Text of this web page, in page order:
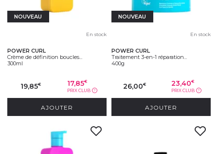
NOUVEAU
En stock
POWER CURL
Crème de définition boucles...
300ml
19,85€ 17,85€
PRIX CLUB ?
AJOUTER
NOUVEAU
En stock
POWER CURL
Traitement 3-en-1 réparation...
400g
26,00€ 23,40€
PRIX CLUB ?
AJOUTER